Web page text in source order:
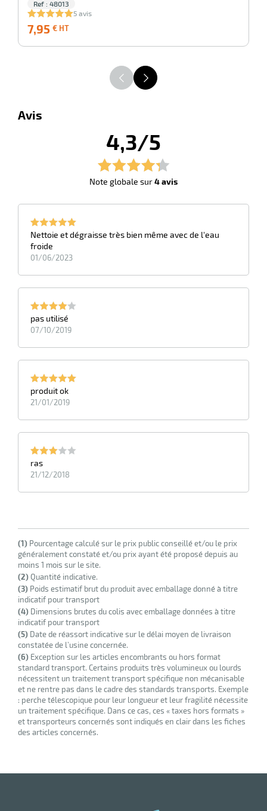
Ref : 48013
5 avis
7,95 € HT
HT
Avis
4,3/5
Note globale sur4 avis
Nettoie et dégraisse très bien même avec de l'eau
froide
01/06/2023
pas utilisé
07/10/2019
produit ok
21/01/2019
ras
21/12/2018
(1) Pourcentage calculé sur le prix public conseillé et/ou le prix
généralement constaté et/ou prix ayant été proposé depuis au
moins 1 mois sur le site.
(2)Quantité indicative.
(3) Poids estimatif brut du produit avec emballage donné à titre
indicatif pour transport
(4) Dimensions brutes du colis avec emballage données à titre
indicatif pour transport
(5) Date de réassort indicative sur le délai moyen de livraison
constatée de l’usine concernée.
(6) Exception sur les articles encombrants ou hors format
standard transport. Certains produits très volumineux ou lourds
nécessitent un traitement transport spécifique non mécanisable
et ne rentre pas dans le cadre des standards transports. Exemple
: perche télescopique pour leur longueur et leur fragilité nécessite
un traitement spécifique. Dans ce cas, ces « taxes hors formats »
et transporteurs concernés sont indiqués en clair dans les fiches
des articles concernés.